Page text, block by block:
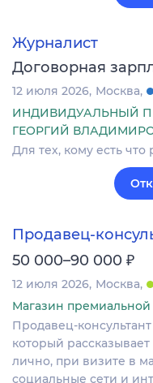
Журналист
Договорная
12 июля 2026 Москва
ИНДИВИДУАЛЬНЫЙ
ГЕОРГИЙ
Для тех, кому есть что
Продавец-
50 000–90 000 ₽
12 июля 2026 Москва
Магазин
Продавец-
который
лично, при визите в
социальные сети и